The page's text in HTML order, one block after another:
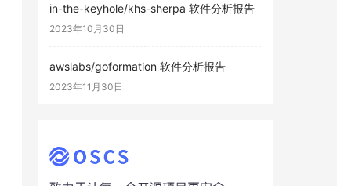
in-the-keyhole/khs-sherpa 软件分析报告
2023年10月30日
awslabs/goformation 软件分析报告
2023年11月30日